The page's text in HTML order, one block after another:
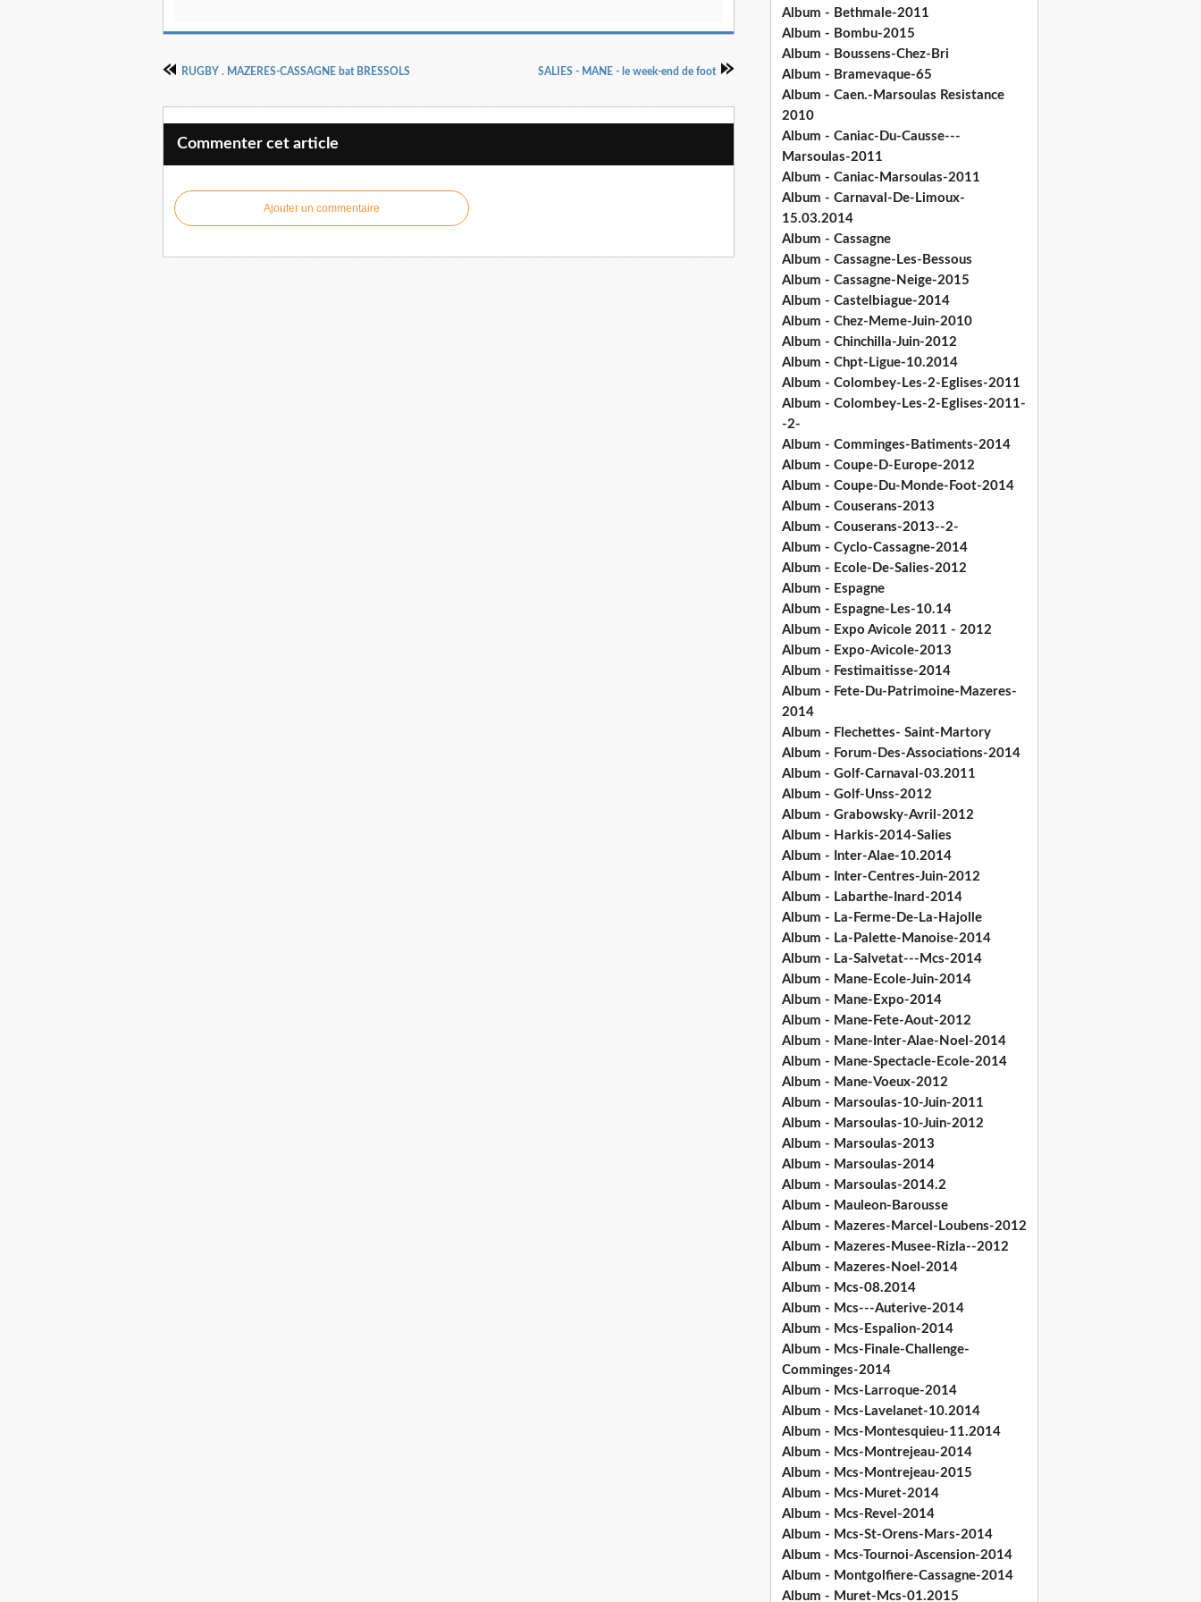
RUGBY . MAZERES-CASSAGNE bat BRESSOLS SALIES - MANE - le week-end de foot
Commenter cet article
Ajouter un commentaire
Album - Bethmale-2011
Album - Bombu-2015
Album - Boussens-Chez-Bri
Album - Bramevaque-65
Album - Caen.-Marsoulas Resistance
2010
Album - Caniac-Du-Causse---
Marsoulas-2011
Album - Caniac-Marsoulas-2011
Album - Carnaval-De-Limoux-
15.03.2014
Album - Cassagne
Album - Cassagne-Les-Bessous
Album - Cassagne-Neige-2015
Album - Castelbiague-2014
Album - Chez-Meme-Juin-2010
Album - Chinchilla-Juin-2012
Album - Chpt-Ligue-10.2014
Album - Colombey-Les-2-Eglises-2011
Album - Colombey-Les-2-Eglises-2011-
-2-
Album - Comminges-Batiments-2014
Album - Coupe-D-Europe-2012
Album - Coupe-Du-Monde-Foot-2014
Album - Couserans-2013
Album - Couserans-2013--2-
Album - Cyclo-Cassagne-2014
Album - Ecole-De-Salies-2012
Album - Espagne
Album - Espagne-Les-10.14
Album - Expo Avicole 2011 - 2012
Album - Expo-Avicole-2013
Album - Festimaitisse-2014
Album - Fete-Du-Patrimoine-Mazeres-
2014
Album - Flechettes- Saint-Martory
Album - Forum-Des-Associations-2014
Album - Golf-Carnaval-03.2011
Album - Golf-Unss-2012
Album - Grabowsky-Avril-2012
Album - Harkis-2014-Salies
Album - Inter-Alae-10.2014
Album - Inter-Centres-Juin-2012
Album - Labarthe-Inard-2014
Album - La-Ferme-De-La-Hajolle
Album - La-Palette-Manoise-2014
Album - La-Salvetat---Mcs-2014
Album - Mane-Ecole-Juin-2014
Album - Mane-Expo-2014
Album - Mane-Fete-Aout-2012
Album - Mane-Inter-Alae-Noel-2014
Album - Mane-Spectacle-Ecole-2014
Album - Mane-Voeux-2012
Album - Marsoulas-10-Juin-2011
Album - Marsoulas-10-Juin-2012
Album - Marsoulas-2013
Album - Marsoulas-2014
Album - Marsoulas-2014.2
Album - Mauleon-Barousse
Album - Mazeres-Marcel-Loubens-2012
Album - Mazeres-Musee-Rizla--2012
Album - Mazeres-Noel-2014
Album - Mcs-08.2014
Album - Mcs---Auterive-2014
Album - Mcs-Espalion-2014
Album - Mcs-Finale-Challenge-
Comminges-2014
Album - Mcs-Larroque-2014
Album - Mcs-Lavelanet-10.2014
Album - Mcs-Montesquieu-11.2014
Album - Mcs-Montrejeau-2014
Album - Mcs-Montrejeau-2015
Album - Mcs-Muret-2014
Album - Mcs-Revel-2014
Album - Mcs-St-Orens-Mars-2014
Album - Mcs-Tournoi-Ascension-2014
Album - Montgolfiere-Cassagne-2014
Album - Muret-Mcs-01.2015